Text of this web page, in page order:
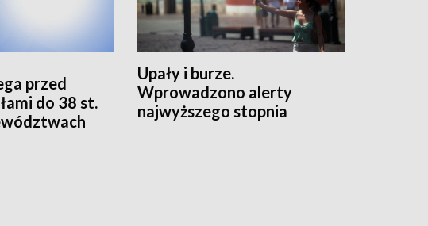
przed
do 38 st.
Upały i burze.
Wprowadzono alerty
najwyższego stopnia